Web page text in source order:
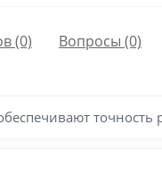
(0) Вопросы (0)